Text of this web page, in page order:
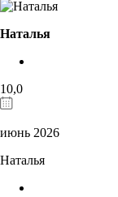
Наталья
10,0
июнь 2026
Наталья